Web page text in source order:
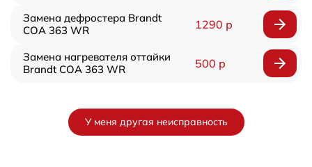
Замена дефростера Brandt
COA 363 WR
1290 р
Замена нагревателя оттайки
Brandt COA 363 WR
500 р
У меня другая неисправность